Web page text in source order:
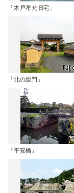
「木戸孝允旧宅」
「北の総門」
「平安橋」